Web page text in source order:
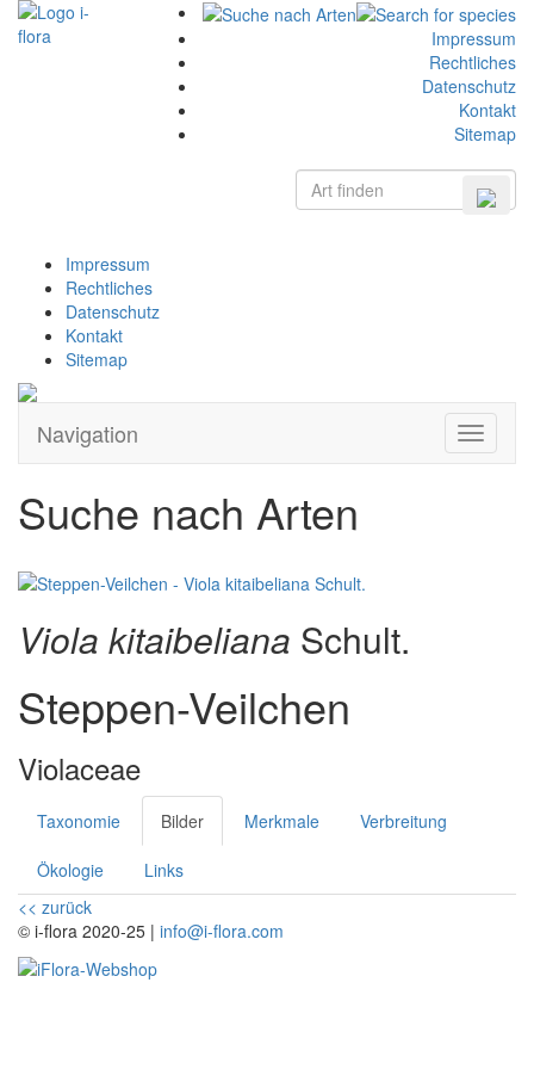
Impressum
Rechtliches
Datenschutz
Kontakt
Sitemap
Impressum
Rechtliches
Datenschutz
Kontakt
Sitemap
Zeige
Navigation
Suche nach Arten
Viola kitaibeliana Schult.
Steppen-Veilchen
Violaceae
Taxonomie Bilder Merkmale Verbreitung
Ökologie
Links
<< zurück
© i-flora 2020-25 | info@i-flora.com